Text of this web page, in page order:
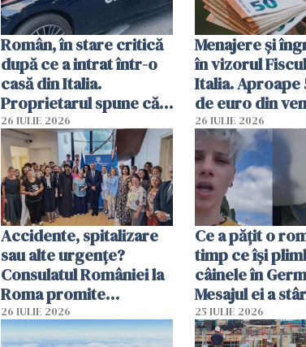
Român, în stare critică
după ce a intrat într-o
casă din Italia.
Proprietarul spune că
s-a apărat cu un cuțit
26 IULIE 2026
Menajere și
în vizorul
Italia. Aproape
de euro din
ascunși de
26 IULIE 2026
Accidente, spitalizare
sau alte urgențe?
Consulatul României la
Roma promite
intervenții în doar 24
de ore
26 IULIE 2026
Ce a pățit o
timp ce își
câinele în
Mesajul ei a
dezbateri
25 IULIE 2026